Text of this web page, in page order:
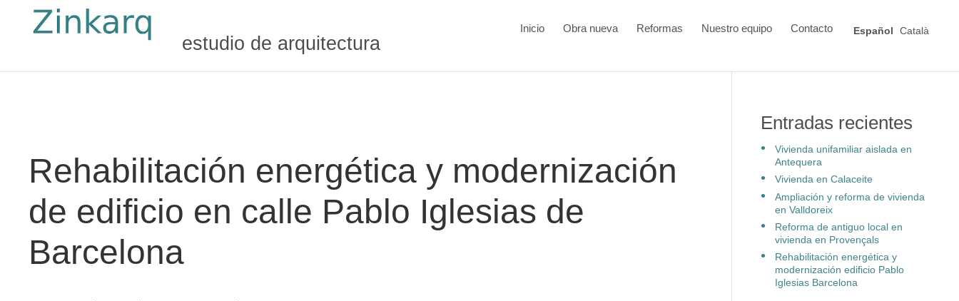
Inicio Obra nueva Reformas Nuestro equipo Contacto Español Català
estudio de arquitectura
Rehabilitación energética y modernización
de edificio en calle Pablo Iglesias de
Barcelona
Entradas recientes
Vivienda unifamiliar aislada en
Antequera
Vivienda en Calaceite
Ampliación y reforma de vivienda
en Valldoreix
Reforma de antiguo local en
vivienda en Provençals
Rehabilitación energética y
modernización edificio Pablo
Iglesias Barcelona